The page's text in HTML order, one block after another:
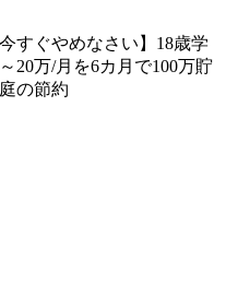
すぐやめなさい】18歳学
20万/月を6カ月で100万貯
の節約